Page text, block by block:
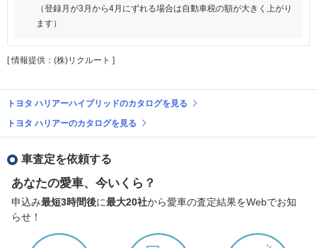
（登録月が3月から4月にずれる場合は自動車税の額が大きく上がり
ます）
[ 情報提供：(株)リクルート ]
トヨタ ハリアーハイブリッドのカタログを見る
トヨタ ハリアーのカタログを見る
車査定を依頼する
あなたの愛車、今いくら？
申込み最短3時間後に最大20社から愛車の査定結果をWebでお知
らせ！